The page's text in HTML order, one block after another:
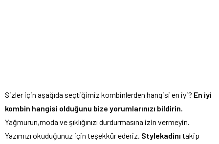
Sizler için aşağıda seçtiğimiz kombinlerden hangisi en iyi? En iyi
kombin hangisi olduğunu bize yorumlarınızı bildirin.
Yağmurun,moda ve şıklığınızı durdurmasına izin vermeyin.
Yazımızı okuduğunuz için teşekkür ederiz. Stylekadinı takip